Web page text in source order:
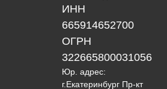
ИНН
665914652700
ОГРН
322665800031056
Юр. адрес:
г.Екатеринбург Пр-кт